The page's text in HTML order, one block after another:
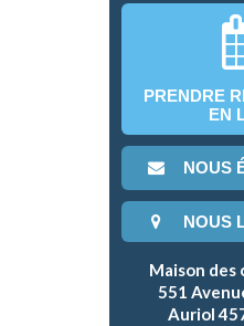
PRENDRE
EN
NOUS
NOUS
Maison
551
Auriol